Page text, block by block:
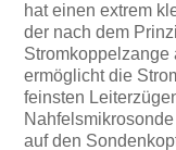
hat einen extrem
der nach dem
Stromkoppelzange
ermöglicht die
feinsten
auf den